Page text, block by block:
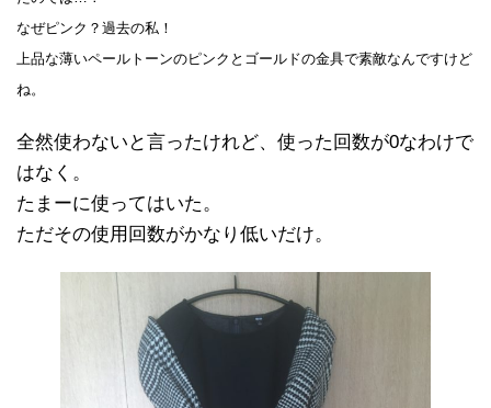
なぜピンク？過去の私！
上品な薄いペールトーンのピンクとゴールドの金具で素敵なんですけど
ね。
全然使わないと言ったけれど、使った回数が0なわけで
はなく。
たまーに使ってはいた。
ただその使用回数がかなり低いだけ。